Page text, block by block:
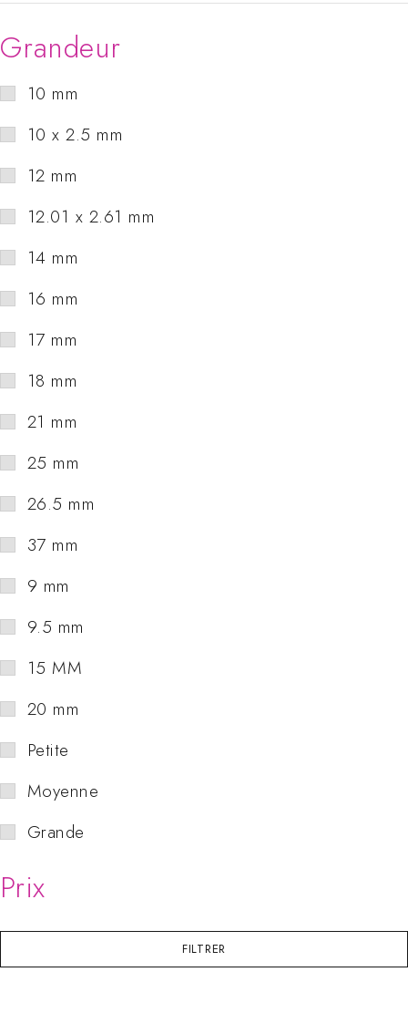
Grandeur
10 mm
10 x 2.5 mm
12 mm
12.01 x 2.61 mm
14 mm
16 mm
17 mm
18 mm
21 mm
25 mm
26.5 mm
37 mm
9 mm
9.5 mm
15 MM
20 mm
Petite
Moyenne
Grande
Prix
FILTRER